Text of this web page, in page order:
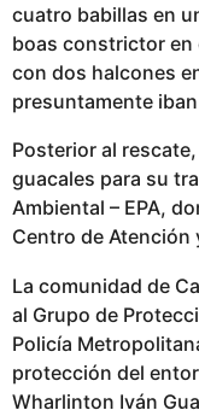
cuatro babillas en
boas constrictor en
con dos halcones
presuntamente
Posterior al
guacales para su
Ambiental – EPA,
Centro de Atención
La comunidad de
al Grupo de
Policía
protección del
Wharlinton Iván